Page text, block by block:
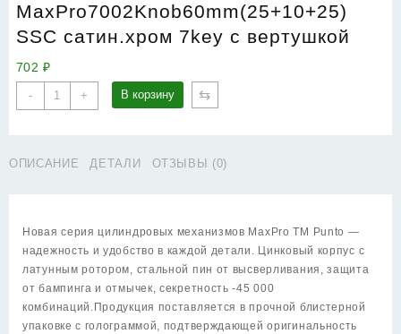
MaxPro7002Knob60mm(25+10+25)
SSC сатин.хром 7key с вертушкой
702₽
-
Количество
товара
(Пунто)
сатин.хром
с
+ В корзину ⇆
ОПИСАНИЕ ДЕТАЛИ ОТЗЫВЫ (0)
Новая серия цилиндровых механизмов MaxPro TM Punto —
надежность и удобство в каждой детали. Цинковый корпус с
латунным ротором, стальной пин от высверливания, защита
от бампинга и отмычек, секретность -45 000
комбинаций.Продукция поставляется в прочной блистерной
упаковке с голограммой, подтверждающей оригинальность